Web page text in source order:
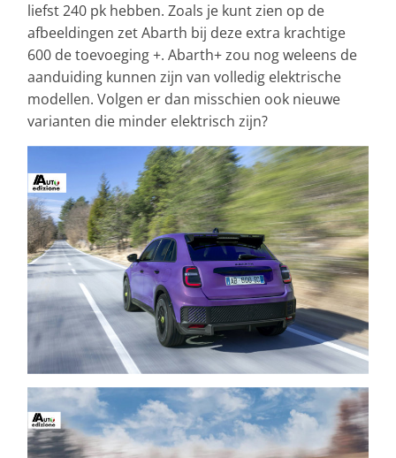
liefst 240 pk hebben. Zoals je kunt zien op de
afbeeldingen zet Abarth bij deze extra krachtige
600 de toevoeging +. Abarth+ zou nog weleens de
aanduiding kunnen zijn van volledig elektrische
modellen. Volgen er dan misschien ook nieuwe
varianten die minder elektrisch zijn?